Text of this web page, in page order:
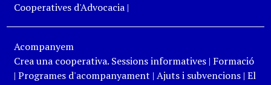
Cooperatives d'Advocacia|
Acompanyem
Crea una cooperativa. Sessions informatives| Formació
| Programes d'acompanyament | Ajuts i subvencions| El